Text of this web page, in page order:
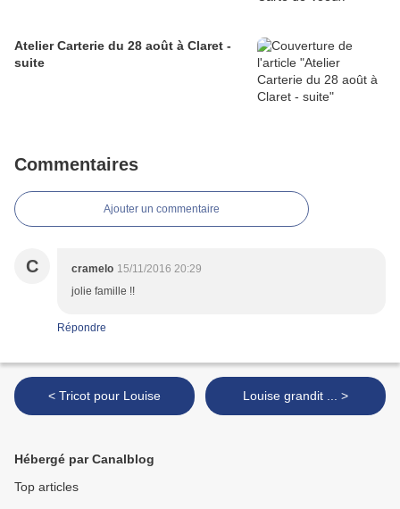
Atelier Carterie du 28 août à Claret -
suite
Commentaires
Ajouter un commentaire
C cramelo 15/11/2016 20:29
jolie famille !!
Répondre
< Tricot pour Louise Louise grandit ... >
Hébergé par Canalblog
Top articles